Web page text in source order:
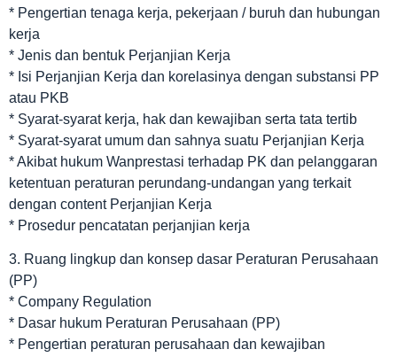
* Pengertian tenaga kerja, pekerjaan / buruh dan hubungan
kerja
* Jenis dan bentuk Perjanjian Kerja
* Isi Perjanjian Kerja dan korelasinya dengan substansi PP
atau PKB
* Syarat-syarat kerja, hak dan kewajiban serta tata tertib
* Syarat-syarat umum dan sahnya suatu Perjanjian Kerja
* Akibat hukum Wanprestasi terhadap PK dan pelanggaran
ketentuan peraturan perundang-undangan yang terkait
dengan content Perjanjian Kerja
* Prosedur pencatatan perjanjian kerja
3. Ruang lingkup dan konsep dasar Peraturan Perusahaan
(PP)
* Company Regulation
* Dasar hukum Peraturan Perusahaan (PP)
* Pengertian peraturan perusahaan dan kewajiban